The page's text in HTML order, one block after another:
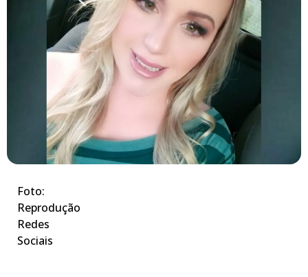
Foto:
Reprodução
Redes
Sociais